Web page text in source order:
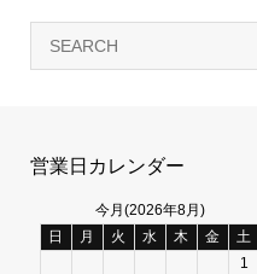
営業日カレンダー
今月(2026年8月)
日
月 火 水 木 金
土
1